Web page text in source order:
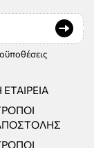
ΕΤΑΙΡΕΊΑ